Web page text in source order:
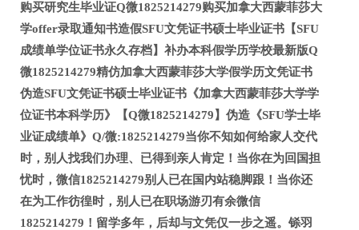
购买研究生毕业证Q微1825214279购买加拿大西蒙菲莎大
学offer录取通知书造假SFU文凭证书硕士毕业证书【SFU
成绩单学位证书永久存档】补办本科假学历学校最新版Q
微1825214279精仿加拿大西蒙菲莎大学假学历文凭证书
伪造SFU文凭证书硕士毕业证书《加拿大西蒙菲莎大学学
位证书本科学历》【Q微1825214279】伪造《SFU学士毕
业证成绩单》Q/微:1825214279当你不知如何给家人交代
时，别人找我们办理、已得到亲人肯定！当你在为回国担
忧时，微信1825214279别人已在国内站稳脚跟！当你还
在为工作彷徨时，别人已在职场游刃有余微信
1825214279！留学多年，后却与文凭仅一步之遥。铩羽